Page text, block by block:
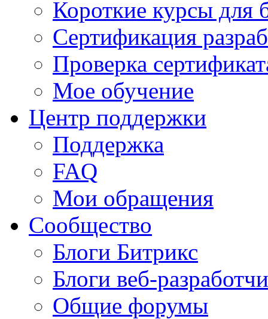
Короткие курсы для
Сертификация
Проверка
Мое обучение
Центр поддержки
Поддержка
FAQ
Мои обращения
Сообщество
Блоги Битрикс
Блоги веб-
Общие форумы